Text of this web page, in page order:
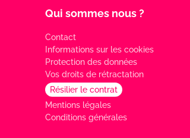
Qui sommes nous ?
Contact
Informations sur les cookies
Protection des données
Vos droits de rétractation
Résilier le contrat
Mentions légales
Conditions générales